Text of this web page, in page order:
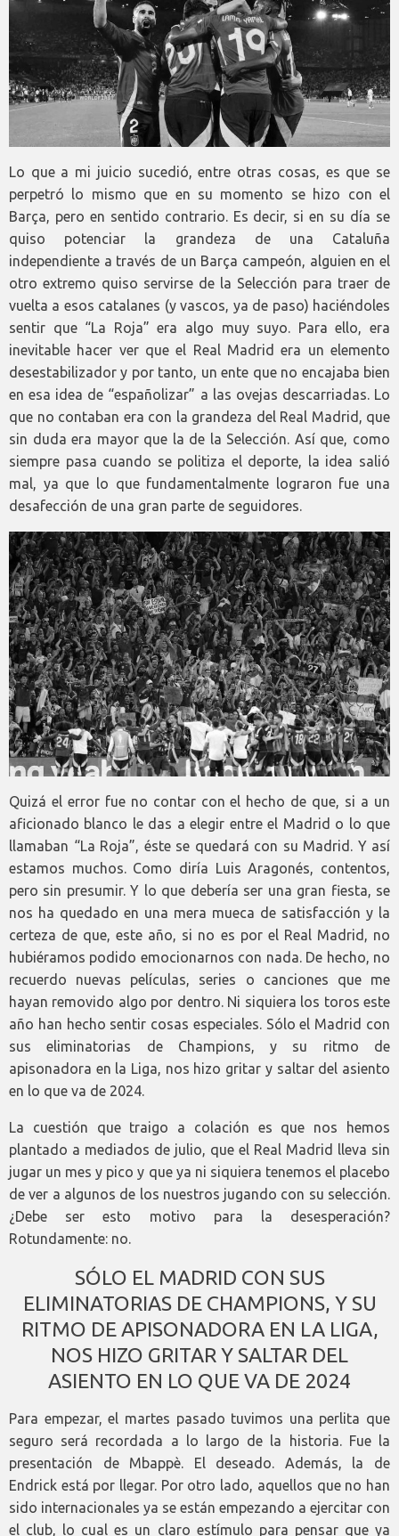
Lo que a mi juicio sucedió, entre otras cosas, es que se
perpetró lo mismo que en su momento se hizo con el
Barça, pero en sentido contrario. Es decir, si en su día se
quiso potenciar la grandeza de una Cataluña
independiente a través de un Barça campeón, alguien en el
otro extremo quiso servirse de la Selección para traer de
vuelta a esos catalanes (y vascos, ya de paso) haciéndoles
sentir que “La Roja” era algo muy suyo. Para ello, era
inevitable hacer ver que el Real Madrid era un elemento
desestabilizador y por tanto, un ente que no encajaba bien
en esa idea de “españolizar” a las ovejas descarriadas. Lo
que no contaban era con la grandeza del Real Madrid, que
sin duda era mayor que la de la Selección. Así que, como
siempre pasa cuando se politiza el deporte, la idea salió
mal, ya que lo que fundamentalmente lograron fue una
desafección de una gran parte de seguidores.
Quizá el error fue no contar con el hecho de que, si a un
aficionado blanco le das a elegir entre el Madrid o lo que
llamaban “La Roja”, éste se quedará con su Madrid. Y así
estamos muchos. Como diría Luis Aragonés, contentos,
pero sin presumir. Y lo que debería ser una gran fiesta, se
nos ha quedado en una mera mueca de satisfacción y la
certeza de que, este año, si no es por el Real Madrid, no
hubiéramos podido emocionarnos con nada. De hecho, no
recuerdo nuevas películas, series o canciones que me
hayan removido algo por dentro. Ni siquiera los toros este
año han hecho sentir cosas especiales. Sólo el Madrid con
sus eliminatorias de Champions, y su ritmo de
apisonadora en la Liga, nos hizo gritar y saltar del asiento
en lo que va de 2024.
La cuestión que traigo a colación es que nos hemos
plantado a mediados de julio, que el Real Madrid lleva sin
jugar un mes y pico y que ya ni siquiera tenemos el placebo
de ver a algunos de los nuestros jugando con su selección.
¿Debe ser esto motivo para la desesperación?
Rotundamente: no.
SÓLO EL MADRID CON SUS
ELIMINATORIAS DE CHAMPIONS, Y SU
RITMO DE APISONADORA EN LA LIGA,
NOS HIZO GRITAR Y SALTAR DEL
ASIENTO EN LO QUE VA DE 2024
Para empezar, el martes pasado tuvimos una perlita que
seguro será recordada a lo largo de la historia. Fue la
presentación de Mbappè. El deseado. Además, la de
Endrick está por llegar. Por otro lado, aquellos que no han
sido internacionales ya se están empezando a ejercitar con
el club, lo cual es un claro estímulo para pensar que ya